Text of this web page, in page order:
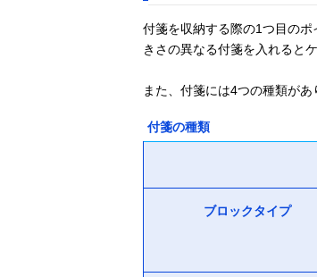
付箋を収納する際の1つ目のポ
きさの異なる付箋を入れると
また、付箋には4つの種類が
付箋の種類
ブロックタイプ